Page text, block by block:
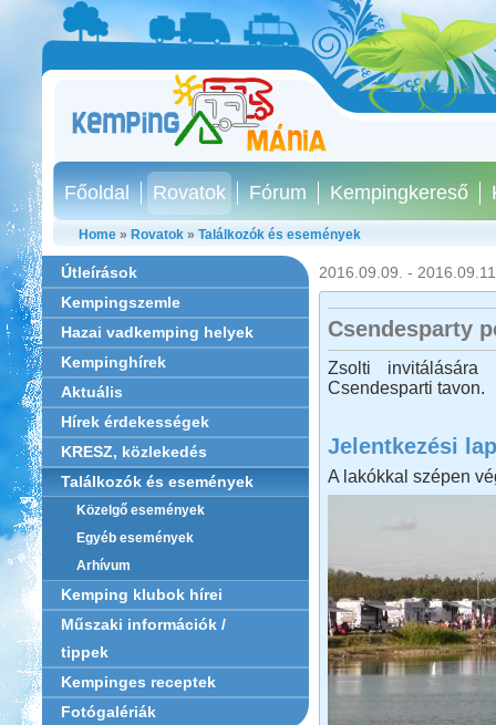
Főoldal Rovatok Fórum Kempingkereső
Home » Rovatok » Találkozók és események
Útleírások
Kempingszemle
Hazai vadkemping helyek
Kempinghírek
Aktuális
Hírek érdekességek
KRESZ, közlekedés
Találkozók és események
Közelgő események
Egyéb események
Arhívum
Kemping klubok hírei
Műszaki információk /
tippek
Kempinges receptek
Fotógalériák
2016.09.09. -
Csendesparty
Zsolti
Csendesparti tavon.
Jelentkezési
A lakókkal szépen